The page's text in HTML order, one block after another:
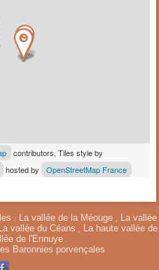
contributors, Tiles style by
hosted by OpenStreetMap France
: La vallée de la Méouge,
La vallée
vallée du Céans
La haute vallée de
de l'Ennuye
Baronnies porvençales